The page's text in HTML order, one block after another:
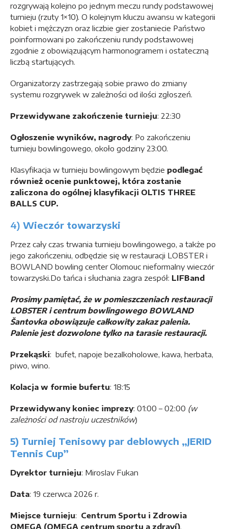
rozgrywają kolejno po jednym meczu rundy podstawowej
turnieju (rzuty 1×10). O kolejnym kluczu awansu w kategorii
kobiet i mężczyzn oraz liczbie gier zostaniecie Państwo
poinformowani po zakończeniu rundy podstawowej
zgodnie z obowiązującym harmonogramem i ostateczną
liczbą startujących.
Organizatorzy zastrzegają sobie prawo do zmiany
systemu rozgrywek w zależności od ilości zgłoszeń.
Przewidywane zakończenie turnieju: 22:30
Ogłoszenie wyników, nagrody: Po zakończeniu
turnieju bowlingowego, około godziny 23:00.
Klasyfikacja w turnieju bowlingowym będzie podlegać
również ocenie punktowej, która zostanie
zaliczona do ogólnej klasyfikacji OLTIS THREE
BALLS CUP.
4) Wieczór towarzyski
Przez cały czas trwania turnieju bowlingowego, a także po
jego zakończeniu, odbędzie się w restauracji LOBSTER i
BOWLAND bowling center Olomouc nieformalny wieczór
towarzyski.Do tańca i słuchania zagra zespół: LIFBand
Prosimy pamiętać, że w pomieszczeniach restauracji
LOBSTER i centrum bowlingowego BOWLAND
Šantovka obowiązuje całkowity zakaz palenia.
Palenie jest dozwolone tylko na tarasie restauracji.
Przekąski: bufet, napoje bezalkoholowe, kawa, herbata,
piwo, wino.
Kolacja w formie bufertu: 18:15
Przewidywany koniec imprezy: 01:00 – 02:00 (w
zależności od nastroju uczestników)
5) Turniej Tenisowy par deblowych „JERID
Tennis Cup”
Dyrektor turnieju: Miroslav Fukan
Data: 19 czerwca 2026 r.
Miejsce turnieju: Centrum Sportu i Zdrowia
OMEGA (OMEGA centrum sportu a zdraví)